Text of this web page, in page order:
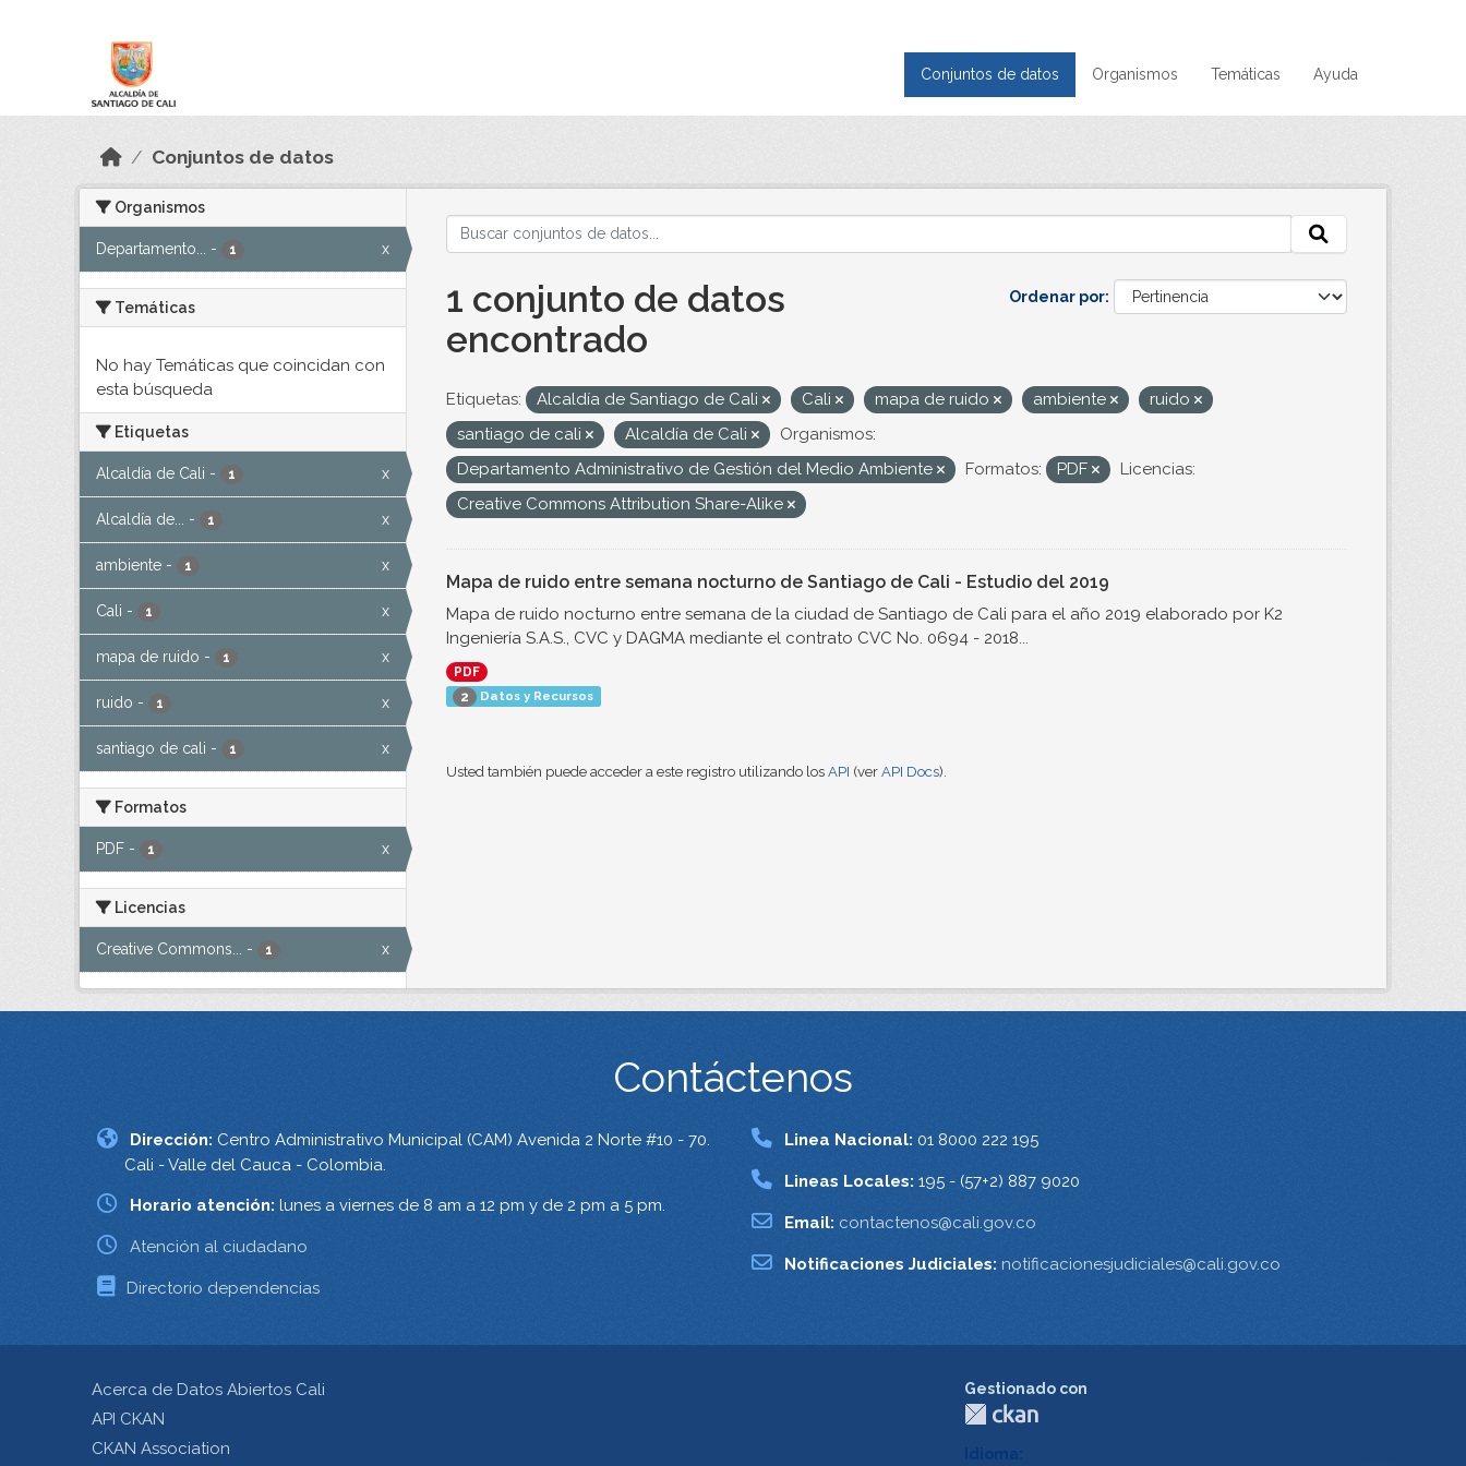
Conjuntos de datos Organismos Temáticas Ayuda
Conjuntos de datos
Organismos
Departamento... - 1 x
Temáticas
No hay Temáticas que coincidan con
esta búsqueda
Etiquetas
Alcaldía de Cali - 1 x
Alcaldía de... - 1 x
ambiente - 1 x
Cali - 1 x
mapa de ruido - 1 x
ruido - 1 x
santiago de cali - 1 x
Formatos
PDF - 1 x
Licencias
Creative Commons... - 1 x
Ordenar por
1 conjunto de datos
encontrado
Etiquetas: Alcaldía de Santiago de Cali Cali mapa de ruido ambiente
ruido
santiago de cali
Alcaldía de Cali
Organismos:
Departamento Administrativo de Gestión del Medio Ambiente
Formatos: PDF
Licencias:
Creative Commons Attribution Share-Alike
Mapa de ruido entre semana nocturno de Santiago de Cali - Estudio del 2019
Mapa de ruido nocturno entre semana de la ciudad de Santiago de Cali para el año 2019 elaborado por K2
Ingeniería S.A.S., CVC y DAGMA mediante el contrato CVC No. 0694 - 2018...
PDF
2
Datos y Recursos
Usted también puede acceder a este registro utilizando los API (ver API Docs).
Contáctenos
Dirección: Centro Administrativo Municipal (CAM) Avenida 2 Norte #10 - 70.
Cali - Valle del Cauca - Colombia.
Horario atención: lunes a viernes de 8 am a 12 pm y de 2 pm a 5 pm.
Atención al ciudadano
Directorio dependencias
Linea Nacional: 01 8000 222 195
Lineas Locales: 195 - (57+2) 887 9020
Email: contactenos@cali.gov.co
Notificaciones Judiciales: notificacionesjudiciales@cali.gov.co
Acerca de Datos Abiertos Cali
API CKAN
CKAN Association
Gestionado con